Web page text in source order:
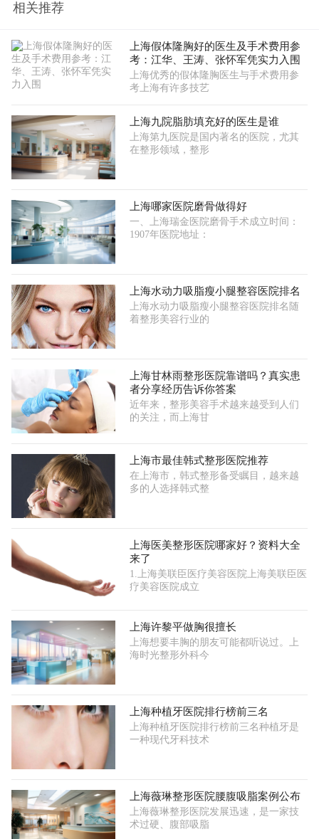
相关推荐
上海假体隆胸好的医生及手术费用参
考：江华、王涛、张怀军凭实力入围
上海优秀的假体隆胸医生与手术费用参
考上海有许多技艺
上海九院脂肪填充好的医生是谁
上海第九医院是国内著名的医院，尤其
在整形领域，整形
上海哪家医院磨骨做得好
一、上海瑞金医院磨骨手术成立时间：
1907年医院地址：
上海水动力吸脂瘦小腿整容医院排名
上海水动力吸脂瘦小腿整容医院排名随
着整形美容行业的
上海甘林雨整形医院靠谱吗？真实患
者分享经历告诉你答案
近年来，整形美容手术越来越受到人们
的关注，而上海甘
上海市最佳韩式整形医院推荐
在上海市，韩式整形备受瞩目，越来越
多的人选择韩式整
上海医美整形医院哪家好？资料大全
来了
1.上海美联臣医疗美容医院上海美联臣医
疗美容医院成立
上海许黎平做胸很擅长
上海想要丰胸的朋友可能都听说过。上
海时光整形外科今
上海种植牙医院排行榜前三名
上海种植牙医院排行榜前三名种植牙是
一种现代牙科技术
上海薇琳整形医院腰腹吸脂案例公布
上海薇琳整形医院发展迅速，是一家技
术过硬、腹部吸脂